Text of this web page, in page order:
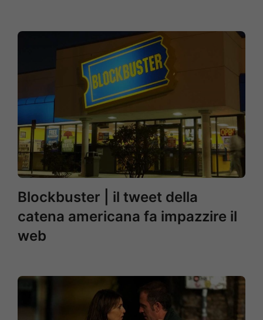
Blockbuster | il tweet della
catena americana fa impazzire il
web